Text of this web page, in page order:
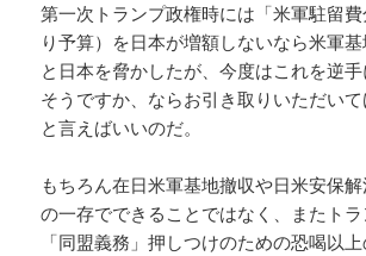
第一次トランプ政権時には「米軍駐留
り予算）を日本が増額しないなら米軍基
と日本を脅かしたが、今度はこれを逆
そうですか、ならお引き取りいただいて
と言えばいいのだ。
もちろん在日米軍基地撤収や日米安保
の一存でできることではなく、またト
「同盟義務」押しつけのための恐喝以